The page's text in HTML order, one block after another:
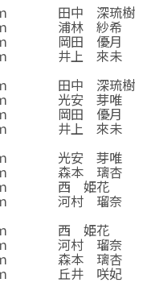
田中 深琉樹
浦林 紗希
岡田 優月
井上 來未
田中 深琉樹
光安 芽唯
岡田 優月
井上 來未
光安 芽唯
森本 璃杏
西 姫花
河村 瑠奈
西 姫花
河村 瑠奈
森本 璃杏
丘井 咲妃